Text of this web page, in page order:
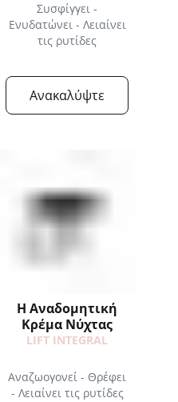
Συσφίγγει -
Ενυδατώνει - Λειαίνει
τις ρυτίδες
Ανακαλύψτε
Η Αναδομητική
Κρέμα Νύχτας
LIFT INTEGRAL
Αναζωογονεί - Θρέφει
- Λειαίνει τις ρυτίδες